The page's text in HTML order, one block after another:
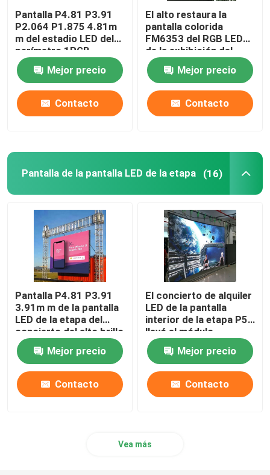
Pantalla P4.81 P3.91
P2.064 P1.875 4.81m
m del estadio LED del
perímetro 1RGB
Mejor precio
Contacto
El alto restaura la
pantalla colorida
FM6353 del RGB LED
de la exhibición del
perímetro del estadio
Mejor precio
Contacto
Pantalla de la pantalla LED de la etapa (16)
Pantalla P4.81 P3.91
3.91m m de la pantalla
LED de la etapa del
concierto del alto brillo
Mejor precio
Contacto
El concierto de alquiler
LED de la pantalla
interior de la etapa P5
llevó el módulo
SMD3528 de la pared
Mejor precio
Contacto
Vea más